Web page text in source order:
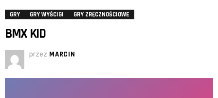
GRY GRY WYŚCIGI GRY ZRĘCZNOŚCIOWE
BMX KID
przez MARCIN